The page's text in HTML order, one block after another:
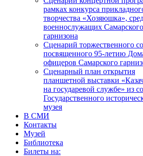
рамках конкурса
творчества «Хозяюшка»,
военнослужащих Самарского
гарнизона
Сценарий торжественного
посвященного 95-летию
офицеров Самарского
Сценарный план открытия
планшетной выставки
на государевой службе» из
Государственного
музея
В СМИ
Контакты
Музей
Библиотека
Билеты на: